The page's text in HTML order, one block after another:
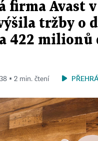
firma Avast v
tržby o
422 milionů
▪ 2 min. čtení